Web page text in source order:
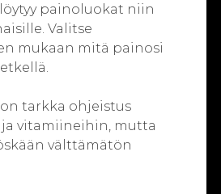
painoluokat niin
Valitse
mukaan mitä painosi
tarkka ohjeistus
ja vitamiineihin, mutta
välttämätön